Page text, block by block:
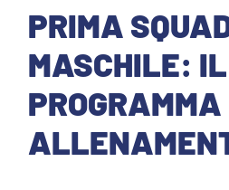
NEWS
SQUADRE
PRIMA SQUADRA
STAGIONE
PRIMA
MASCHILE: IL